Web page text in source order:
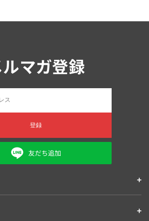
マガ登録
登録
友だち追加